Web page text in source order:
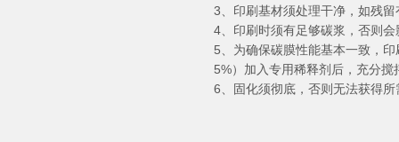
3、印刷基材须处理干净，如残
4、印刷时须有足够碳浆，否则
5、为确保碳膜性能基本一致，
5%）加入专用稀释剂后，充分搅
6、固化须彻底，否则无法获得